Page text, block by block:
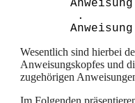
Wesentlich sind hierbei
Anweisungskopfes und
zugehörigen
Im Folgenden